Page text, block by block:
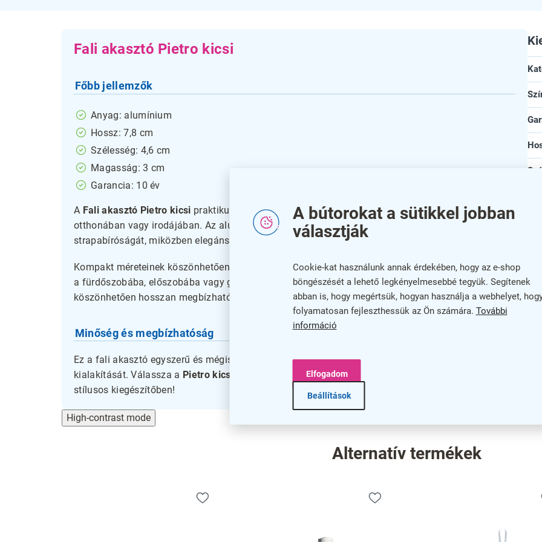
A bútorokat a sütikkel jobban
választják
Cookie-kat használunk annak érdekében, hogy az e-shop
böngészését a lehető legkényelmesebbé tegyük. Segítenek
abban is, hogy megértsük, hogyan használja a webhelyet,
folyamatosan fejleszthessük az Ön számára. További
információ
Beállítások
Elfogadom
Fali akasztó Pietro kicsi
Főbb jellemzők
Anyag: alumínium
Hossz: 7,8 cm
Szélesség: 4,6 cm
Magasság: 3 cm
Garancia: 10 év
A Fali akasztó Pietro kicsi praktikus és tartós megoldás mindenféle könnyű tárgy felakasztására
otthonában vagy irodájában. Az alumínium anyag biztosítja a termék hosszú élettartamát és
strapabíróságát, miközben elegáns megjelenést kölcsönöz a környezetének.
Kompakt méreteinek köszönhetően kis helyeken is könnyedén elhelyezhető, így tökéletes választás
a fürdőszobába, előszobába vagy gardróbba. A tartós kivitelezésnek és az 10 év garanciának
köszönhetően hosszan megbízható társ lesz mindennapi használat során.
Minőség és megbízhatóság
Ez a fali akasztó egyszerű és mégis funkcionális designjával megkönnyíti a rendezett környezet
kialakítását. Válassza a Pietro kicsi fali akasztót
, ha fontos Önnek a praktikum és a tartósság egy
stílusos kiegészítőben!
High-contrast mode
Alternatív termékek